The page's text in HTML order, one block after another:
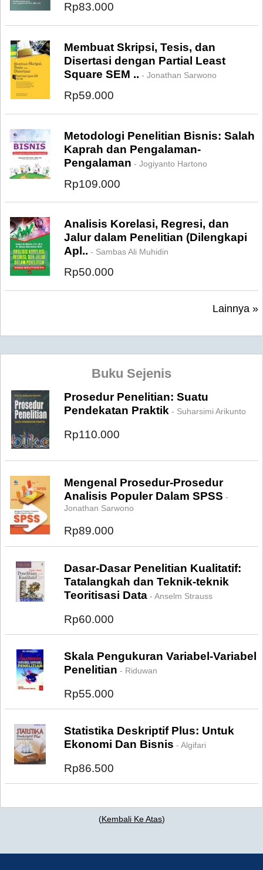
Rp83.000
Membuat Skripsi, Tesis, dan
Disertasi dengan Partial Least
Square SEM .. - Jonathan Sarwono
Rp59.000
Metodologi Penelitian Bisnis: Salah
Kaprah dan Pengalaman-
Pengalaman - Jogiyanto Hartono
Rp109.000
Analisis Korelasi, Regresi, dan
Jalur dalam Penelitian (Dilengkapi
Apl.. - Sambas Ali Muhidin
Rp50.000
Lainnya »
Buku Sejenis
Prosedur Penelitian: Suatu
Pendekatan Praktik - Suharsimi Arikunto
Rp110.000
Mengenal Prosedur-Prosedur
Analisis Populer Dalam SPSS -
Jonathan Sarwono
Rp89.000
Dasar-Dasar Penelitian Kualitatif:
Tatalangkah dan Teknik-teknik
Teoritisasi Data - Anselm Strauss
Rp60.000
Skala Pengukuran Variabel-Variabel
Penelitian - Riduwan
Rp55.000
Statistika Deskriptif Plus: Untuk
Ekonomi Dan Bisnis - Algifari
Rp86.500
(Kembali Ke Atas)